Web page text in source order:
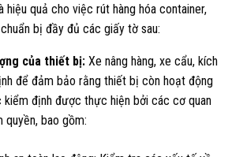
hiệu quả cho việc rút hàng hóa container,
bị đầy đủ các giấy tờ sau:
của thiết bị:Xe nâng hàng, xe cẩu, kích
để đảm bảo rằng thiết bị còn hoạt động
kiểm định được thực hiện bởi các cơ quan
bao gồm: